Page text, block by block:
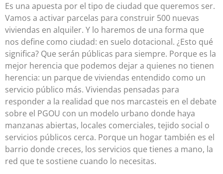
Es una apuesta por el tipo de ciudad que queremos ser.
Vamos a activar parcelas para construir 500 nuevas
viviendas en alquiler. Y lo haremos de una forma que
nos define como ciudad: en suelo dotacional. ¿Esto qué
significa? Que serán públicas para siempre. Porque es la
mejor herencia que podemos dejar a quienes no tienen
herencia: un parque de viviendas entendido como un
servicio público más. Viviendas pensadas para
responder a la realidad que nos marcasteis en el debate
sobre el PGOU con un modelo urbano donde haya
manzanas abiertas, locales comerciales, tejido social o
servicios públicos cerca. Porque un hogar también es el
barrio donde creces, los servicios que tienes a mano, la
red que te sostiene cuando lo necesitas.